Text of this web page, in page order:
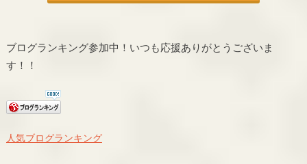
ブログランキング参加中！いつも応援ありがとうございま
す！！
人気ブログランキング